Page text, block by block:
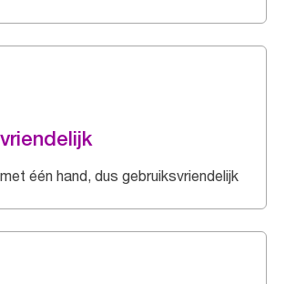
één hand, dus gebruiksvriendelijk